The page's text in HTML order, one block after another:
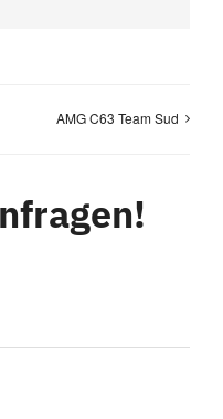
AMG C63 Team Sud